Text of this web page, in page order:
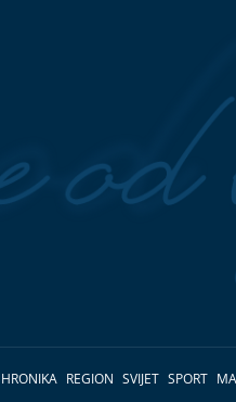
HRONIKA REGION SVIJET SPORT